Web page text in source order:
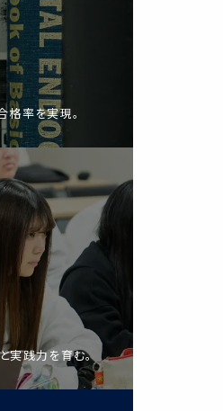
格率を実現。
実践力を育む。